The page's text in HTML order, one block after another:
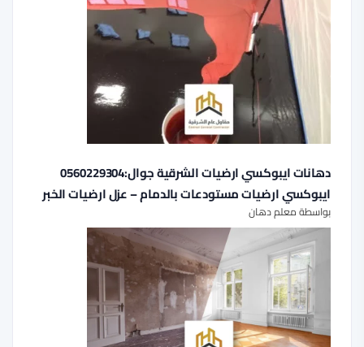
دهانات ايبوكسي ارضيات الشرقية جوال:0560229304
ايبوكسي ارضيات مستودعات بالدمام – عزل ارضيات الخبر
بواسطة معلم دهان